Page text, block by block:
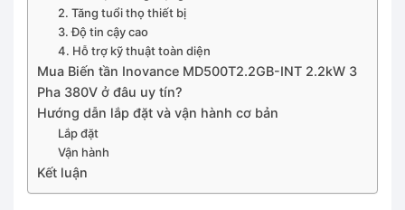
2. Tăng tuổi thọ thiết bị
3. Độ tin cậy cao
4. Hỗ trợ kỹ thuật toàn diện
Mua Biến tần Inovance MD500T2.2GB-INT 2.2kW 3
Pha 380V ở đâu uy tín?
Hướng dẫn lắp đặt và vận hành cơ bản
Lắp đặt
Vận hành
Kết luận